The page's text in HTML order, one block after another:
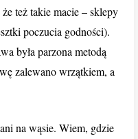
też takie macie – sklepy
poczucia godności).
była parzona metodą
zalewano wrzątkiem, a
na wąsie. Wiem, gdzie